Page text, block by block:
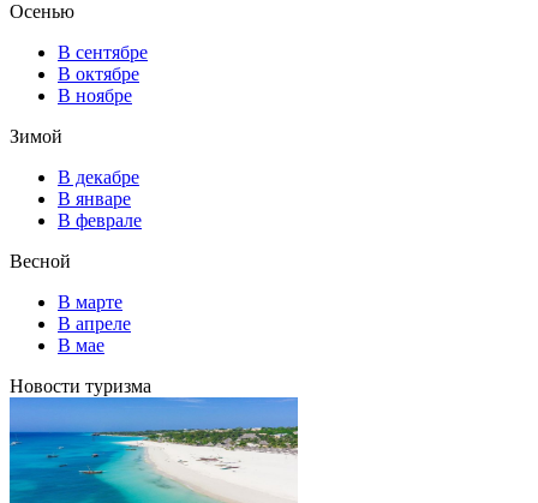
Осенью
В сентябре
В октябре
В ноябре
Зимой
В декабре
В январе
В феврале
Весной
В марте
В апреле
В мае
Новости туризма